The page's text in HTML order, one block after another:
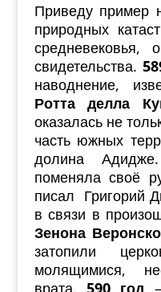
Приведу пример
природных
средневековья,
свидетельства.
наводнение,
Ротта делла
оказалась не
часть южных
долина
поменяла своё
писал Григорий
в связи в
Зенона
затопили
молящимися,